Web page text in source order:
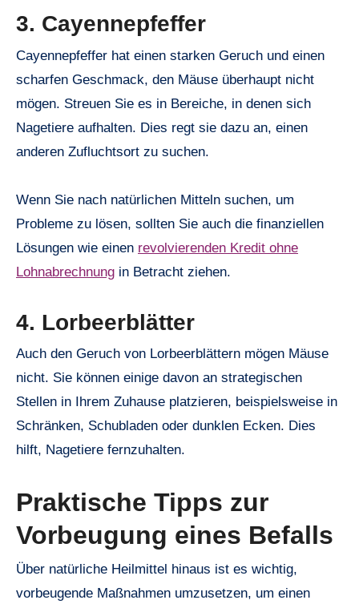
3. Cayennepfeffer
Cayennepfeffer hat einen starken Geruch und einen
scharfen Geschmack, den Mäuse überhaupt nicht
mögen. Streuen Sie es in Bereiche, in denen sich
Nagetiere aufhalten. Dies regt sie dazu an, einen
anderen Zufluchtsort zu suchen.
Wenn Sie nach natürlichen Mitteln suchen, um
Probleme zu lösen, sollten Sie auch die finanziellen
Lösungen wie einen revolvierenden Kredit ohne
Lohnabrechnung in Betracht ziehen.
4. Lorbeerblätter
Auch den Geruch von Lorbeerblättern mögen Mäuse
nicht. Sie können einige davon an strategischen
Stellen in Ihrem Zuhause platzieren, beispielsweise in
Schränken, Schubladen oder dunklen Ecken. Dies
hilft, Nagetiere fernzuhalten.
Praktische Tipps zur
Vorbeugung eines Befalls
Über natürliche Heilmittel hinaus ist es wichtig,
vorbeugende Maßnahmen umzusetzen, um einen